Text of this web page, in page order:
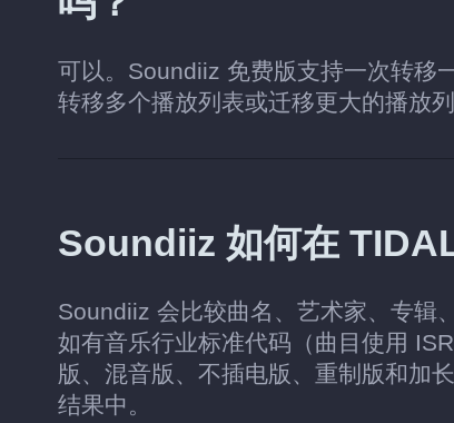
可以。Soundiiz 免费版支持一次转移
转移多个播放列表或迁移更大的播放
Soundiiz 如何在
Soundiiz 会比较曲名、艺术家、专辑
如有音乐行业标准代码（曲目使用
版、混音版、不插电版、重制版和加
结果中。